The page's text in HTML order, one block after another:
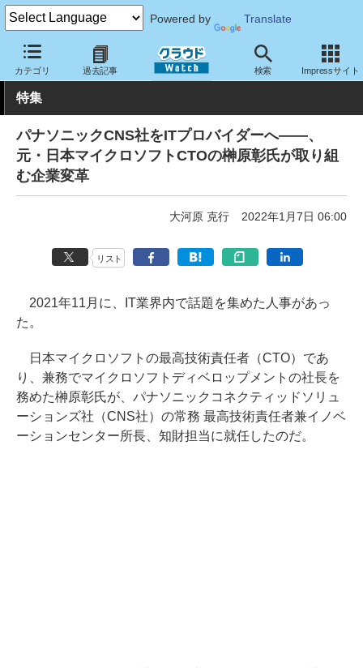
Powered by Translate
カテゴリ 過去記事 検索 Impressサイト
クラウド Watch トピック 業界動向
特集
パナソニックCNS社をITプロバイダーへ――、
元・日本マイクロソフトCTOの榊原彰氏が取り組
む企業変革
大河原 克行 2022年1月7日 06:00
リスト
2021年11月に、IT業界内で話題を集めた人事があっ
た。
日本マイクロソフトの最高技術責任者（CTO）であ
り、兼務でマイクロソフトディベロップメントの社長を
務めた榊原彰氏が、パナソニックコネクティッドソリュ
ーションズ社（CNS社）の常務 最高技術責任者兼イノベ
ーションセンター所長、知財担当に就任したのだ。